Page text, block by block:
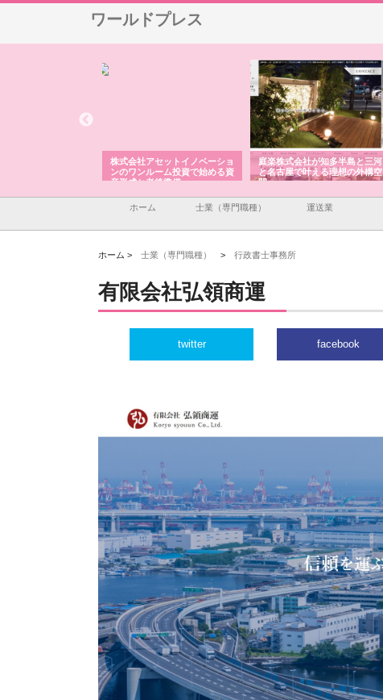
ワールドプレス
株式会社アセットイノベーショ
ンのワンルーム投資で始める資
産形成と老後準備
庭楽株式会社が知多半島と三河
と名古屋で叶える理想の外構空
間
ホーム 士業（専門職種） 運送業
ホーム > 士業（専門職種） > 行政書士事務所
有限会社弘領商運
twitter facebook